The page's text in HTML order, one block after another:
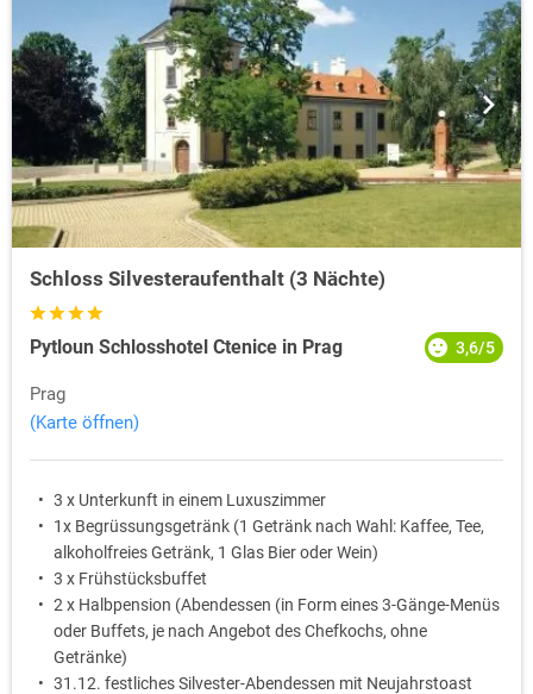
Schloss Silvesteraufenthalt (3 Nächte)
Pytloun Schlosshotel Ctenice in Prag 3,6/5
Prag
(Karte öffnen)
3 x Unterkunft in einem Luxuszimmer
1x Begrüssungsgetränk (1 Getränk nach Wahl: Kaffee, Tee,
alkoholfreies Getränk, 1 Glas Bier oder Wein)
3 x Frühstücksbuffet
2 x Halbpension (Abendessen (in Form eines 3-Gänge-Menüs
oder Buffets, je nach Angebot des Chefkochs, ohne
Getränke)
31.12. festliches Silvester-Abendessen mit Neujahrstoast